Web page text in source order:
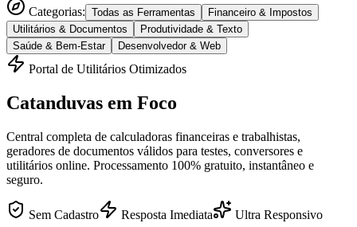
Categorias: Todas as Ferramentas
Financeiro & Impostos
Utilitários & Documentos
Produtividade & Texto
Saúde & Bem-Estar
Desenvolvedor & Web
Portal de Utilitários Otimizados
Catanduvas em Foco
Central completa de calculadoras financeiras e trabalhistas,
geradores de documentos válidos para testes, conversores e
utilitários online. Processamento 100% gratuito, instantâneo e
seguro.
Sem Cadastro Resposta Imediata Ultra Responsivo